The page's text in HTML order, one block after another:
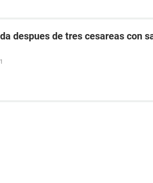
despues de tres cesareas con